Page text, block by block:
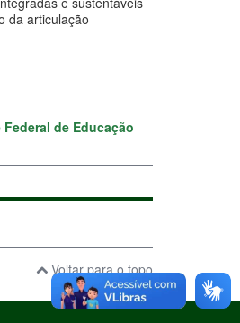
da articulação
de Educação
Voltar para o topo